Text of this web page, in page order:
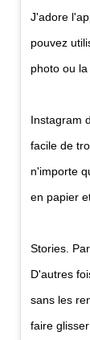
J'adore
pouvez
photo ou
Instagram
facile de
n'importe
en papier
Stories.
D'autres
sans les
faire